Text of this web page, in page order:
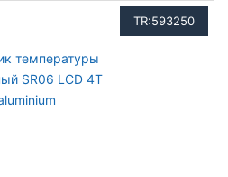
TR:593250